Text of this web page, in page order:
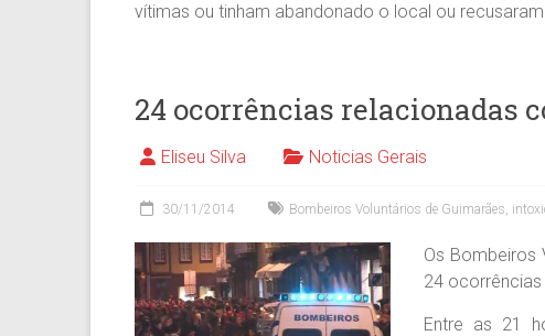
vítimas ou tinham abandonado o local ou
24 ocorrências relacionadas
Eliseu Silva Noticias Gerais
30/11/2014 Bombeiros Voluntários de Guimarães,
Os Bombeiros
24
Entre as 21